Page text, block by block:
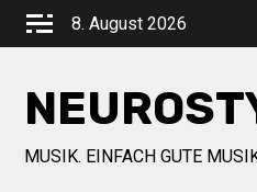
8. August 2026
MUSIK. EINFACH GUTE